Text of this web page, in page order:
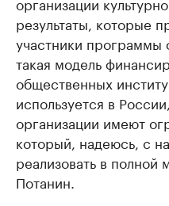
результаты, которые
участники
такая модель
общественных
используется в
организации имеют
который, надеюсь, с
реализовать в
Потанин.